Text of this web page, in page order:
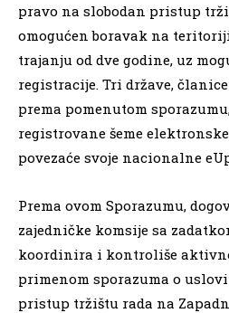
pravo na slobodan pristup
omogućen boravak na
trajanju od dve godine, uz
registracije. Tri države, članice
prema pomenutom
registrovane šeme
povezaće svoje nacionalne
Prema ovom Sporazumu,
zajedničke komsije sa
koordinira i kontroliše
primenom sporazuma o
pristup tržištu rada na